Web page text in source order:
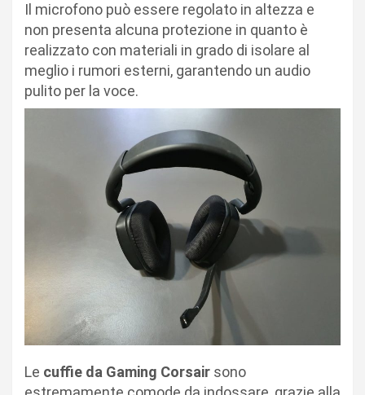
Il microfono può essere regolato in altezza e
non presenta alcuna protezione in quanto è
realizzato con materiali in grado di isolare al
meglio i rumori esterni, garantendo un audio
pulito per la voce.
Le cuffie da Gaming Corsair sono